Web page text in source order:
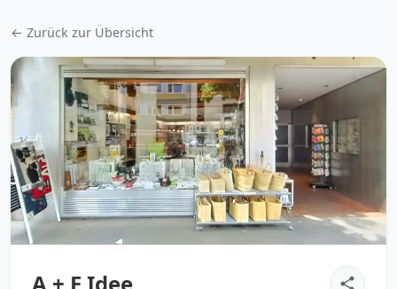
← Zurück zur Übersicht